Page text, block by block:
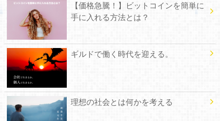
【価格急騰！】ビットコインを簡単に
手に入れる方法とは？
ギルドで働く時代を迎える。
理想の社会とは何かを考える